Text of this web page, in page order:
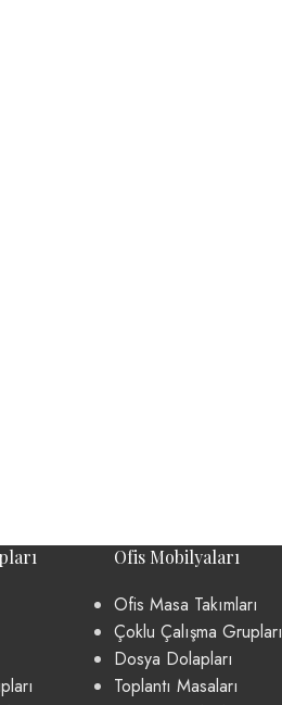
Ofis Mobilyaları
Ofis Masa Takımları
Çoklu Çalışma Grupları
Dosya Dolapları
Toplantı Masaları